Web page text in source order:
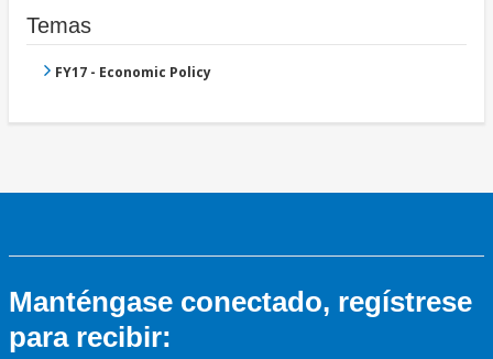
Temas
FY17 - Economic Policy
Manténgase conectado, regístrese
para recibir: